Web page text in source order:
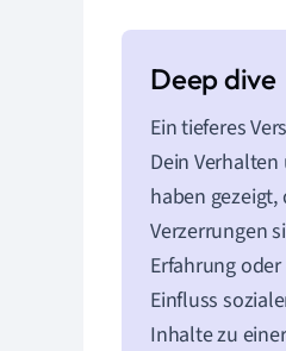
Ein tieferes
Dein
haben
Verzerrungen
Erfahrung
Einfluss
Inhalte zu